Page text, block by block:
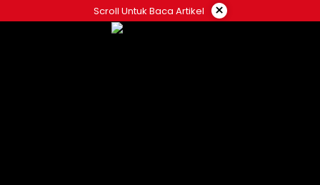
to
Scroll Untuk Baca Artikel ×